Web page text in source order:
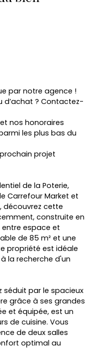
par notre agence !
d’achat ? Contactez-
nos honoraires
les plus bas du
projet
de la Poterie,
Carrefour Market et
découvrez cette
construite en
entre espace et
de 85 m² et une
propriété est idéale
la recherche d'un
séduit par le spacieux
grâce à ses grandes
et équipée, est un
de cuisine. Vous
de deux salles
optimal au